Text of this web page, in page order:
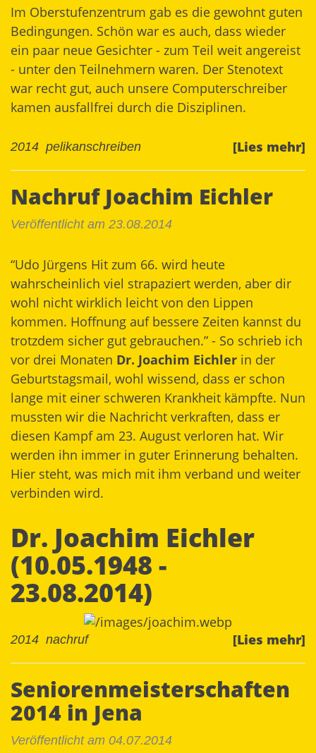
Im Oberstufenzentrum gab es die gewohnt guten
Bedingungen. Schön war es auch, dass wieder
ein paar neue Gesichter - zum Teil weit angereist
- unter den Teilnehmern waren. Der Stenotext
war recht gut, auch unsere Computerschreiber
kamen ausfallfrei durch die Disziplinen.
[Lies mehr]
2014 pelikanschreiben
Nachruf Joachim Eichler
Veröffentlicht am 23.08.2014
“Udo Jürgens Hit zum 66. wird heute
wahrscheinlich viel strapaziert werden, aber dir
wohl nicht wirklich leicht von den Lippen
kommen. Hoffnung auf bessere Zeiten kannst du
trotzdem sicher gut gebrauchen.” - So schrieb ich
vor drei Monaten Dr. Joachim Eichler in der
Geburtstagsmail, wohl wissend, dass er schon
lange mit einer schweren Krankheit kämpfte. Nun
mussten wir die Nachricht verkraften, dass er
diesen Kampf am 23. August verloren hat. Wir
werden ihn immer in guter Erinnerung behalten.
Hier steht, was mich mit ihm verband und weiter
verbinden wird.
Dr. Joachim Eichler
(10.05.1948 -
23.08.2014)
[Lies mehr]
2014 nachruf
Seniorenmeisterschaften
2014 in Jena
Veröffentlicht am 04.07.2014